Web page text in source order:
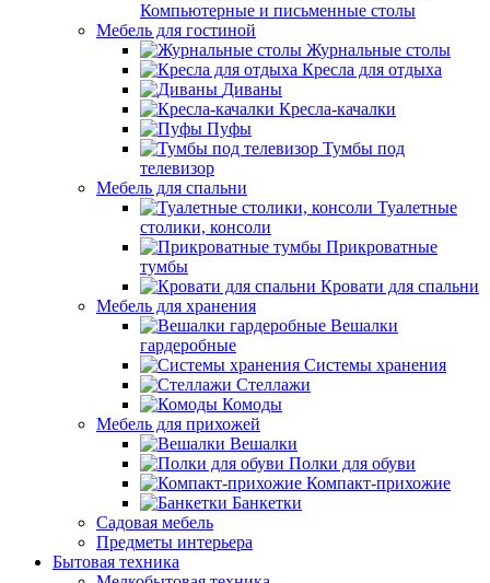
Компьютерные и письменные столы
Мебель для гостиной
Журнальные столы
Кресла для отдыха
Диваны
Кресла-качалки
Пуфы
Тумбы под
телевизор
Мебель для спальни
Туалетные
столики, консоли
Прикроватные
тумбы
Кровати для спальни
Мебель для хранения
Вешалки
гардеробные
Системы хранения
Стеллажи
Комоды
Мебель для прихожей
Вешалки
Полки для обуви
Компакт-прихожие
Банкетки
Садовая мебель
Предметы интерьера
Бытовая техника